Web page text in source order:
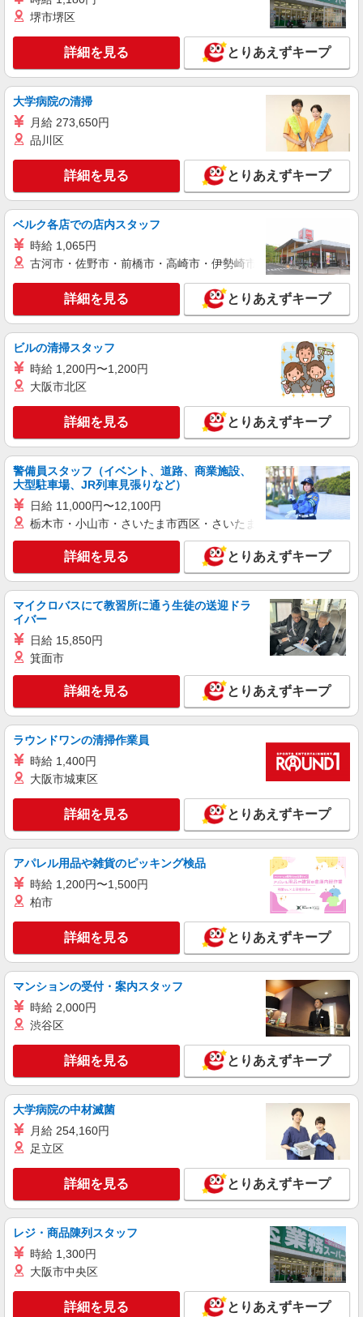
有）★ ゜・。○。・゜+゜・。○。・゜+゜
詳細を見る
紹介予定派遣
株式会社シエロ
【au】人気機種に詳しくなれる携帯販売
時給1500円〜1900円（経験・能力による） ※
残業代支給 ★交通費別途支給（規定あり） ゜
+゜・。○。・゜+゜・。○。・゜+゜ 入社祝い金10
ィブ支給(規定有) ★月2回払い・週払い可能（規程
有）★ ゜・。○。・゜+゜・。○。・゜+゜
キープ 詳細を見る
紹介予定派遣
【softbank】人気機種に詳しくなれる携帯販
時給1400〜1600円（経験・能力による） ※残
業代支給 ★交通費別途支給（規定あり） ゜
+゜・。○。・゜+゜・。○。・゜+゜ 入社祝い金10
万円支給(規定有) お友達を紹介頂くと, インセンテ
ィブ支給(規定有) ★月2回払い・週払い可能（規程
有）★ ゜・。○。・゜+゜・。○。・゜+゜
愛知県岡崎市の携帯ショップ
詳細を見る
株式会社シエロ
【au】の携帯販売スタッフ
※残業代支給 ★交通費全額支給 ゜+゜・。
○。・゜+゜・。○。・゜+゜ 入社祝い金10万円支
給(規定有) ★月2回払い・週払い可能（規程有）★
゜・。○。・゜+゜・。○。・゜+゜
愛知県岡崎市のauショップ
キープ 詳細を見る
株式会社シエロ
携帯販売スタッフ【au】
月給273200円 ※研修期間6か月・時給1550円
※残業代支給 ★交通費別途支給（規定あり） ゜
+゜・。○。・゜+゜・。○。・゜+゜ 入社祝い金10
ィブ支給(規定有) ゜・。○。・゜+゜・。○。・゜
+゜
キープ 詳細を見る
株式会社シエロ
【docomo】人気機種に詳しくなれる携帯販売
+゜・。○。・゜+゜・。○。・゜+゜ 入社祝い金10
万円支給(規定有) お友達を紹介頂くと, インセンテ
ィブ支給(規定有) ★月2回払い・週払い可能（規程
有）★ ゜・。○。・゜+゜・。○。・゜+゜
愛知県岡崎市のdocomoショップ
キープ 詳細を見る
派遣社員
株式会社シエロ
【エーユー】の店舗スタッフ
時給1400〜1600円（経験・能力による） ※残
業代支給 ★交通費別途支給（規定あり） ゜
+゜・。○。・゜+゜・。○。・゜+゜ 入社祝い金10
万円支給(規定有) お友達を紹介頂くと, インセンテ
有）★ ゜・。○。・゜+゜・。○。・゜+゜
愛知県岡崎市の携帯ショップ
キープ 詳細を見る
紹介予定派遣
株式会社シエロ
スマホ携帯販売【エーユー】
月給273200円 ※研修期間6か月・時給1550円
※残業代支給 ★交通費別途支給（規定あり） ゜
+゜・。○。・゜+゜・。○。・゜+゜ 入社祝い金10
ィブ支給(規定有) ゜・。○。・゜+゜・。○。・゜
+゜
キープ 詳細を見る
派遣社員
株式会社シエロ
【au】人気機種に詳しくなれる携帯販売
時給1500円〜1900円（経験・能力による） ※
残業代支給 ★交通費別途支給（規定あり） ゜
+゜・。○。・゜+゜・。○。・゜+゜ 入社祝い金10
万円支給(規定有) お友達を紹介頂くと, インセンテ
愛知県岡崎市のauショップ
堺市堺区
詳細を見る とりあえずキープ
大学病院の清掃
月給 273,650円
品川区
詳細を見る とりあえずキープ
ベルク各店での店内スタッフ
時給 1,065円
古河市・佐野市・前橋市・高崎市・伊勢崎市・太田市・館林市
詳細を見る とりあえずキープ
ビルの清掃スタッフ
時給 1,200円〜1,200円
大阪市北区
詳細を見る とりあえずキープ
警備員スタッフ（イベント、道路、商業施設、
大型駐車場、JR列車見張りなど）
日給 11,000円〜12,100円
栃木市・小山市・さいたま市西区・さいたま市岩槻区・久喜市・
詳細を見る とりあえずキープ
マイクロバスにて教習所に通う生徒の送迎ドラ
イバー
日給 15,850円
箕面市
詳細を見る とりあえずキープ
ラウンドワンの清掃作業員
時給 1,400円
大阪市城東区
詳細を見る とりあえずキープ
アパレル用品や雑貨のピッキング検品
時給 1,200円〜1,500円
柏市
詳細を見る とりあえずキープ
マンションの受付・案内スタッフ
時給 2,000円
渋谷区
詳細を見る とりあえずキープ
大学病院の中材滅菌
月給 254,160円
足立区
詳細を見る とりあえずキープ
レジ・商品陳列スタッフ
時給 1,300円
大阪市中央区
詳細を見る とりあえずキープ